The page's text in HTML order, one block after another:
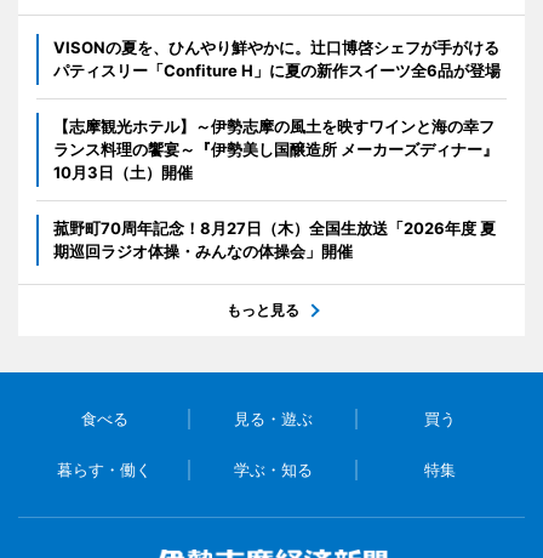
VISONの夏を、ひんやり鮮やかに。辻口博啓シェフが手がける
パティスリー「Confiture H」に夏の新作スイーツ全6品が登場
【志摩観光ホテル】～伊勢志摩の風土を映すワインと海の幸フ
ランス料理の饗宴～『伊勢美し国醸造所 メーカーズディナー』
10月3日（土）開催
菰野町70周年記念！8月27日（木）全国生放送「2026年度 夏
期巡回ラジオ体操・みんなの体操会」開催
もっと見る
食べる 見る・遊ぶ 買う
暮らす・働く 学ぶ・知る 特集